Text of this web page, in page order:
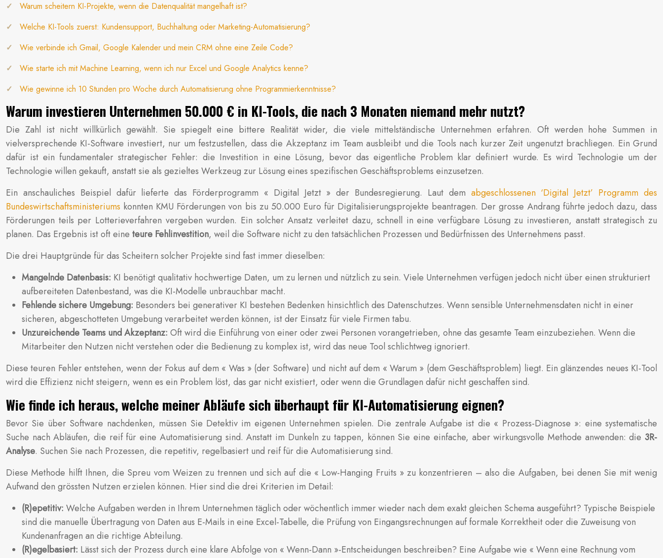
Warum scheitern KI-Projekte, wenn die Datenqualität mangelhaft ist?
Welche KI-Tools zuerst: Kundensupport, Buchhaltung oder Marketing-Automatisierung?
Wie verbinde ich Gmail, Google Kalender und mein CRM ohne eine Zeile Code?
Wie starte ich mit Machine Learning, wenn ich nur Excel und Google Analytics kenne?
Wie gewinne ich 10 Stunden pro Woche durch Automatisierung ohne Programmierkenntnisse?
Warum investieren Unternehmen 50.000 € in KI-Tools, die nach 3 Monaten niemand mehr nutzt?
Die Zahl ist nicht willkürlich gewählt. Sie spiegelt eine bittere Realität wider, die viele mittelständische Unternehmen erfahren. Oft werden hohe Summen in
vielversprechende KI-Software investiert, nur um festzustellen, dass die Akzeptanz im Team ausbleibt und die Tools nach kurzer Zeit ungenutzt brachliegen. Ein Grund
dafür ist ein fundamentaler strategischer Fehler: die Investition in eine Lösung, bevor das eigentliche Problem klar definiert wurde. Es wird Technologie um der
Technologie willen gekauft, anstatt sie als gezieltes Werkzeug zur Lösung eines spezifischen Geschäftsproblems einzusetzen.
Ein anschauliches Beispiel dafür lieferte das Förderprogramm « Digital Jetzt » der Bundesregierung. Laut dem abgeschlossenen ‘Digital Jetzt’ Programm des
Bundeswirtschaftsministeriums konnten KMU Förderungen von bis zu 50.000 Euro für Digitalisierungsprojekte beantragen. Der grosse Andrang führte jedoch dazu, dass
Förderungen teils per Lotterieverfahren vergeben wurden. Ein solcher Ansatz verleitet dazu, schnell in eine verfügbare Lösung zu investieren, anstatt strategisch zu
planen. Das Ergebnis ist oft eine teure Fehlinvestition, weil die Software nicht zu den tatsächlichen Prozessen und Bedürfnissen des Unternehmens passt.
Die drei Hauptgründe für das Scheitern solcher Projekte sind fast immer dieselben:
Mangelnde Datenbasis: KI benötigt qualitativ hochwertige Daten, um zu lernen und nützlich zu sein. Viele Unternehmen verfügen jedoch nicht über einen strukturiert
aufbereiteten Datenbestand, was die KI-Modelle unbrauchbar macht.
Fehlende sichere Umgebung: Besonders bei generativer KI bestehen Bedenken hinsichtlich des Datenschutzes. Wenn sensible Unternehmensdaten nicht in einer
sicheren, abgeschotteten Umgebung verarbeitet werden können, ist der Einsatz für viele Firmen tabu.
Unzureichende Teams und Akzeptanz: Oft wird die Einführung von einer oder zwei Personen vorangetrieben, ohne das gesamte Team einzubeziehen. Wenn die
Mitarbeiter den Nutzen nicht verstehen oder die Bedienung zu komplex ist, wird das neue Tool schlichtweg ignoriert.
Diese teuren Fehler entstehen, wenn der Fokus auf dem « Was » (der Software) und nicht auf dem « Warum » (dem Geschäftsproblem) liegt. Ein glänzendes neues KI-Tool
wird die Effizienz nicht steigern, wenn es ein Problem löst, das gar nicht existiert, oder wenn die Grundlagen dafür nicht geschaffen sind.
Wie finde ich heraus, welche meiner Abläufe sich überhaupt für KI-Automatisierung eignen?
Bevor Sie über Software nachdenken, müssen Sie Detektiv im eigenen Unternehmen spielen. Die zentrale Aufgabe ist die « Prozess-Diagnose »: eine systematische
Suche nach Abläufen, die reif für eine Automatisierung sind. Anstatt im Dunkeln zu tappen, können Sie eine einfache, aber wirkungsvolle Methode anwenden: die 3R-
Analyse. Suchen Sie nach Prozessen, die repetitiv, regelbasiert und reif für die Automatisierung sind.
Diese Methode hilft Ihnen, die Spreu vom Weizen zu trennen und sich auf die « Low-Hanging Fruits » zu konzentrieren – also die Aufgaben, bei denen Sie mit wenig
Aufwand den grössten Nutzen erzielen können. Hier sind die drei Kriterien im Detail:
(R)epetitiv: Welche Aufgaben werden in Ihrem Unternehmen täglich oder wöchentlich immer wieder nach dem exakt gleichen Schema ausgeführt? Typische Beispiele
sind die manuelle Übertragung von Daten aus E-Mails in eine Excel-Tabelle, die Prüfung von Eingangsrechnungen auf formale Korrektheit oder die Zuweisung von
Kundenanfragen an die richtige Abteilung.
(R)egelbasiert: Lässt sich der Prozess durch eine klare Abfolge von « Wenn-Dann »-Entscheidungen beschreiben? Eine Aufgabe wie « Wenn eine Rechnung vom